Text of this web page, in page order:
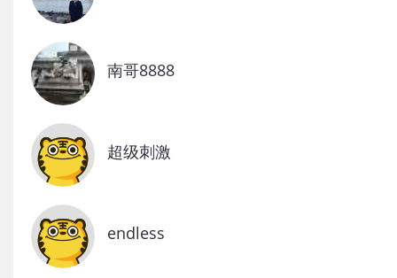
南哥8888
超级刺激
endless